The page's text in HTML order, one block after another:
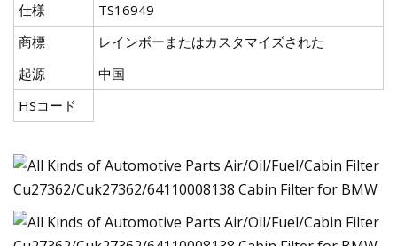
仕様
TS16949
商標
レインボーまたはカスタマイズされた
起源
中国
HSコード